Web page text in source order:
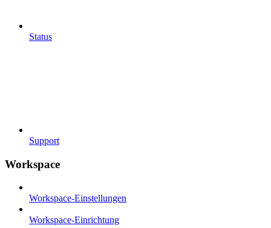
Status
Support
Workspace
Workspace-Einstellungen
Workspace-Einrichtung